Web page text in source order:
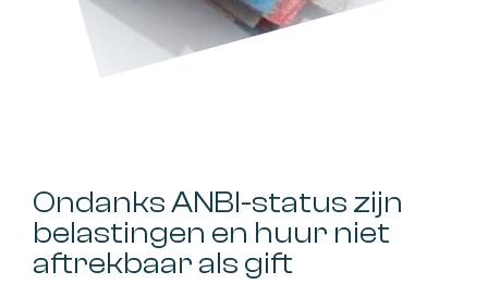
Ondanks ANBI-status zijn
belastingen en huur niet
aftrekbaar als gift